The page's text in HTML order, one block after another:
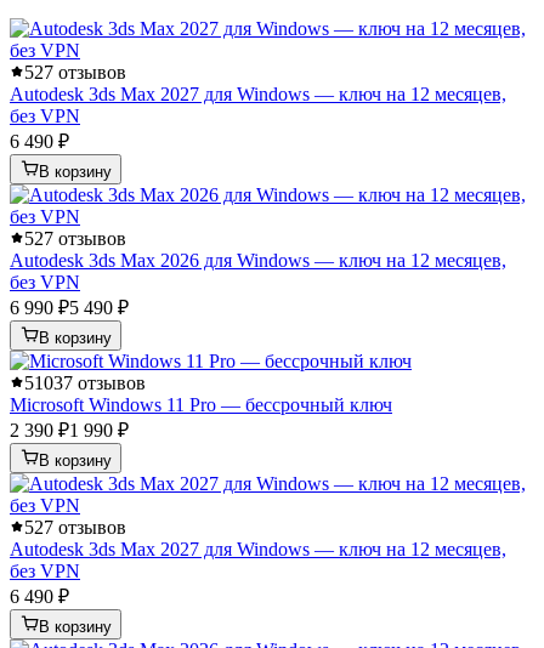
527 отзывов
Autodesk 3ds Max 2027 для Windows — ключ на 12 месяцев,
без VPN
6 490 ₽
В корзину
527 отзывов
Autodesk 3ds Max 2026 для Windows — ключ на 12 месяцев,
без VPN
6 990 ₽5 490 ₽
В корзину
51037 отзывов
Microsoft Windows 11 Pro — бессрочный ключ
2 390 ₽1 990 ₽
В корзину
527 отзывов
Autodesk 3ds Max 2027 для Windows — ключ на 12 месяцев,
без VPN
6 490 ₽
В корзину